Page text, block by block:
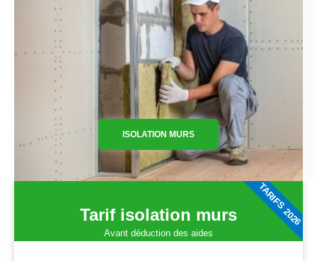
ISOLATION MURS
Tarif isolation murs
Avant déduction des aides
TARIFS 2026